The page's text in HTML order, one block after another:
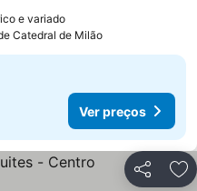
e variado
Catedral de Milão
Ver preços
Partilhar